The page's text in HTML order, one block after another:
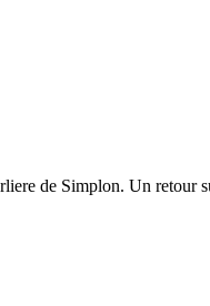
de Simplon. Un retour